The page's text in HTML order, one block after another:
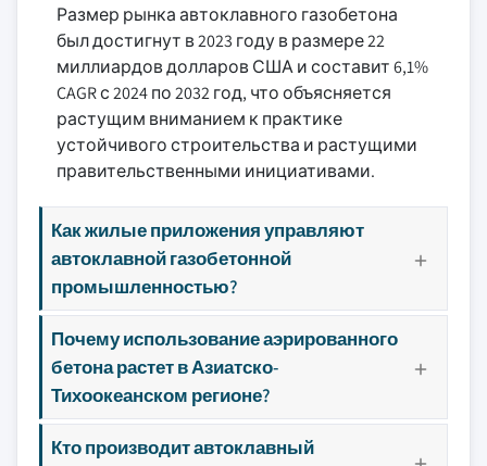
Размер рынка автоклавного газобетона
был достигнут в 2023 году в размере 22
миллиардов долларов США и составит 6,1%
CAGR с 2024 по 2032 год, что объясняется
растущим вниманием к практике
устойчивого строительства и растущими
правительственными инициативами.
Как жилые приложения управляют
автоклавной газобетонной
промышленностью?
Почему использование аэрированного
бетона растет в Азиатско-
Тихоокеанском регионе?
Кто производит автоклавный